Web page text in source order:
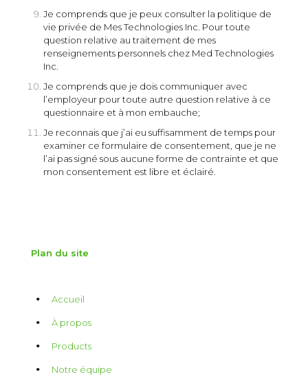
Je comprends que je peux consulter la politique de
vie privée de Mes Technologies Inc. Pour toute
question relative au traitement de mes
renseignements personnels chez Med Technologies
Inc.
Je comprends que je dois communiquer avec
l’employeur pour toute autre question relative à ce
questionnaire et à mon embauche;
Je reconnais que j’ai eu suffisamment de temps pour
examiner ce formulaire de consentement, que je ne
l’ai pas signé sous aucune forme de contrainte et que
mon consentement est libre et éclairé.
Plan du site
Accueil
À propos
Products
Notre équipe